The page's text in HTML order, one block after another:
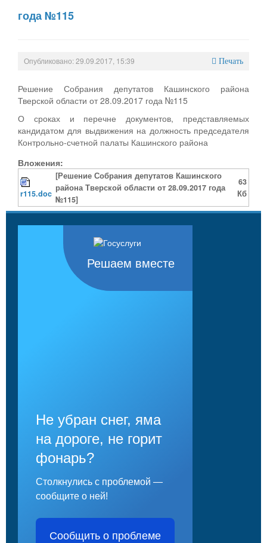
года №115
Опубликовано: 29.09.2017, 15:39 Печать
Решение Собрания депутатов Кашинского района
Тверской области от 28.09.2017 года №115
О сроках и перечне документов, представляемых
кандидатом для выдвижения на должность председателя
Контрольно-счетной палаты Кашинского района
Вложения:
r115.doc
[Решение Собрания депутатов Кашинского
района Тверской области от 28.09.2017 года
№115]
63
Кб
Решаем вместе
Не убран снег, яма
на дороге, не горит
фонарь?
Столкнулись с проблемой —
сообщите о ней!
Сообщить о проблеме